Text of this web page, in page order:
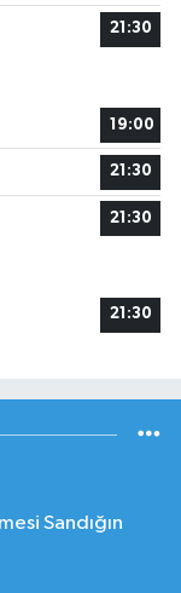
21:30
19:00
21:30
21:30
21:30
Sandığın